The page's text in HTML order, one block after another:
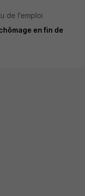
de l'emploi
en fin de